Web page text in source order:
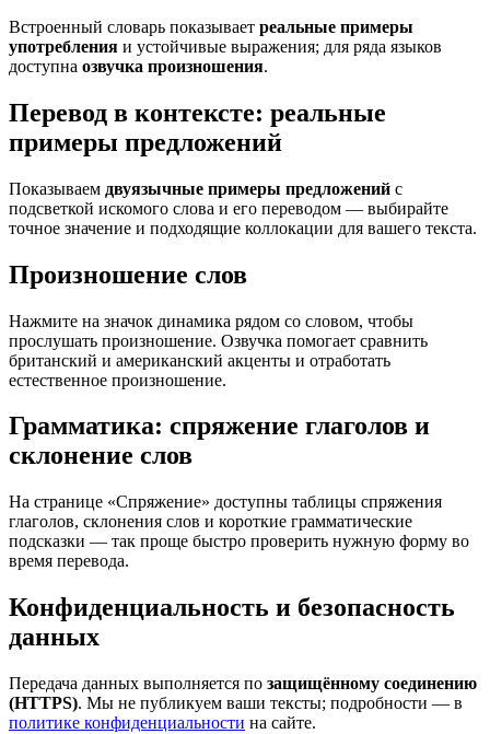
Встроенный словарь показывает реальные примеры
употребления и устойчивые выражения; для ряда языков
доступна озвучка произношения.
Перевод в контексте: реальные
примеры предложений
Показываем двуязычные примеры предложений с
подсветкой искомого слова и его переводом — выбирайте
точное значение и подходящие коллокации для вашего текста.
Произношение слов
Нажмите на значок динамика рядом со словом, чтобы
прослушать произношение. Озвучка помогает сравнить
британский и американский акценты и отработать
естественное произношение.
Грамматика: спряжение глаголов и
склонение слов
На странице «Спряжение» доступны таблицы спряжения
глаголов, склонения слов и короткие грамматические
подсказки — так проще быстро проверить нужную форму во
время перевода.
Конфиденциальность и безопасность
данных
Передача данных выполняется по защищённому соединению
(HTTPS). Мы не публикуем ваши тексты; подробности — в
политике конфиденциальности на сайте.